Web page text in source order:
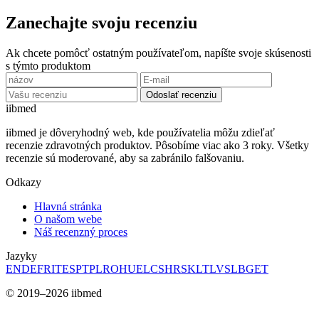
Zanechajte svoju recenziu
Ak chcete pomôcť ostatným používateľom, napíšte svoje skúsenosti
s týmto produktom
Odoslať recenziu
iibmed
iibmed je dôveryhodný web, kde používatelia môžu zdieľať
recenzie zdravotných produktov. Pôsobíme viac ako 3 roky. Všetky
recenzie sú moderované, aby sa zabránilo falšovaniu.
Odkazy
Hlavná stránka
O našom webe
Náš recenzný proces
Jazyky
ENDEFRITESPTPLROHUELCSHRSKLTLVSLBGET
© 2019–2026 iibmed